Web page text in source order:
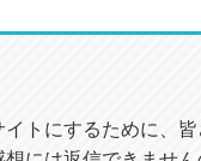
トにするために、